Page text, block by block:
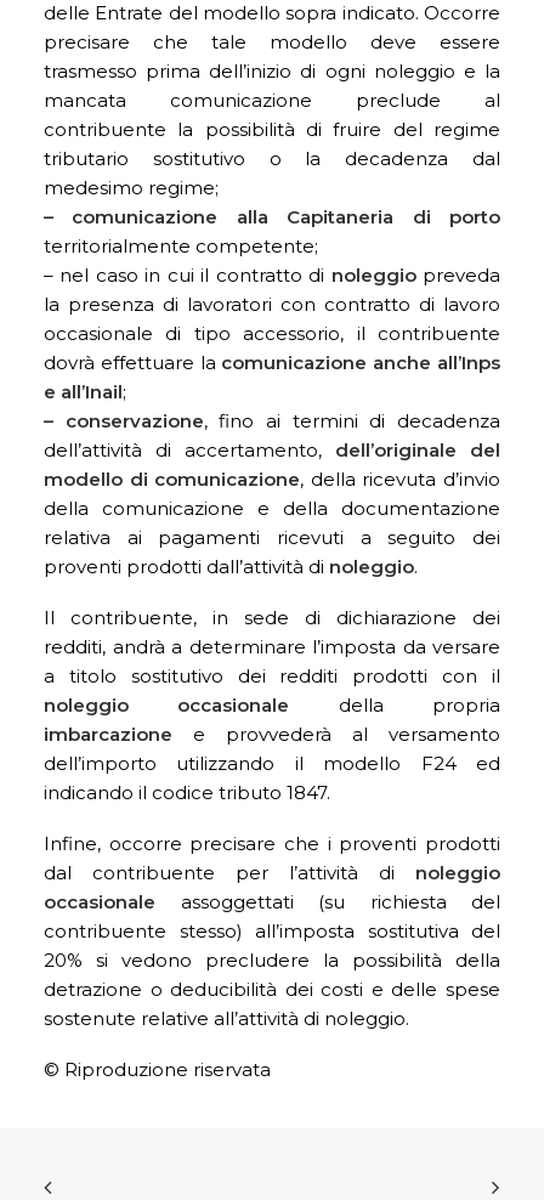
delle Entrate del modello sopra indicato. Occorre
precisare che tale modello deve essere
trasmesso prima dell’inizio di ogni noleggio e la
mancata comunicazione preclude al
contribuente la possibilità di fruire del regime
tributario sostitutivo o la decadenza dal
medesimo regime;
– comunicazione alla Capitaneria di porto
territorialmente competente;
– nel caso in cui il contratto di noleggiopreveda
la presenza di lavoratori con contratto di lavoro
occasionale di tipo accessorio, il contribuente
dovrà effettuare la comunicazione anche all’Inps
e all’Inail;
– conservazione, fino ai termini di decadenza
dell’attività di accertamento, dell’originale del
modello di comunicazione, della ricevuta d’invio
della comunicazione e della documentazione
relativa ai pagamenti ricevuti a seguito dei
proventi prodotti dall’attività di noleggio.
Il contribuente, in sede di dichiarazione dei
redditi, andrà a determinare l’imposta da versare
a titolo sostitutivo dei redditi prodotti con il
noleggio occasionale della propria
imbarcazione e provvederà al versamento
dell’importo utilizzando il modello F24 ed
indicando il codice tributo 1847.
Infine, occorre precisare che i proventi prodotti
dal contribuente per l’attività di noleggio
occasionale assoggettati (su richiesta del
contribuente stesso) all’imposta sostitutiva del
20% si vedono precludere la possibilità della
detrazione o deducibilità dei costi e delle spese
sostenute relative all’attività di noleggio.
© Riproduzione riservata